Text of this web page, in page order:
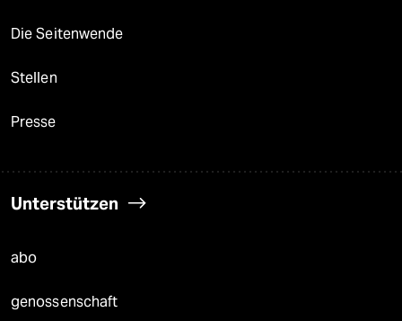
Die Seitenwende
Stellen
Presse
Unterstützen
abo
genossenschaft